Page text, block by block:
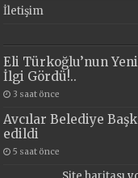
İletişim
Eli Türkoğlu’nun Yeni
İlgi Gördü!..
3 saat önce
Avcılar Belediye
edildi
5 saat önce